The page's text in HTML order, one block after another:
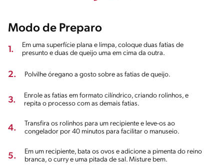
Modo de Preparo
1.
Em uma superfície plana e limpa, coloque duas fatias de
presunto e duas de queijo uma em cima da outra.
2. Polvilhe óregano a gosto sobre as fatias de queijo.
3.
Enrole as fatias em formato cilíndrico, criando rolinhos, e
repita o processo com as demais fatias.
4.
Transfira os rolinhos para um recipiente e leve-os ao
congelador por 40 minutos para facilitar o manuseio.
5.
Em um recipiente, bata os ovos e adicione a pimenta do reino
branca, o curry e uma pitada de sal. Misture bem.